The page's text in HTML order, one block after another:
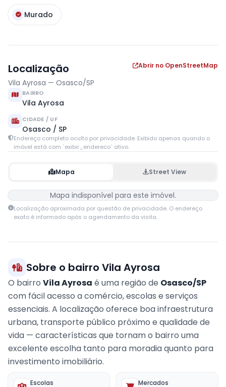
Murado
Localização
Vila Ayrosa — Osasco/SP
Abrir no OpenStreetMap
BAIRRO
Vila Ayrosa
CIDADE / UF
Osasco / SP
Endereço completo oculto por privacidade. Exibido apenas quando o
imóvel está com `exibir_endereco` ativo.
Mapa Street View
Mapa indisponível para este imóvel.
Localização aproximada por questão de privacidade. O endereço
exato é informado após o agendamento da visita.
Sobre o bairro Vila Ayrosa
O bairro Vila Ayrosa é uma região de Osasco/SP
com fácil acesso a comércio, escolas e serviços
essenciais. A localização oferece boa infraestrutura
urbana, transporte público próximo e qualidade de
vida — características que tornam o bairro uma
excelente escolha tanto para moradia quanto para
investimento imobiliário.
Escolas
Mercados